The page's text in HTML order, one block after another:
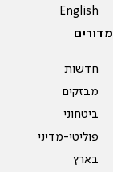
English
מדורים
חדשות
מבזקים
ביטחוני
פוליטי-מדיני
בארץ